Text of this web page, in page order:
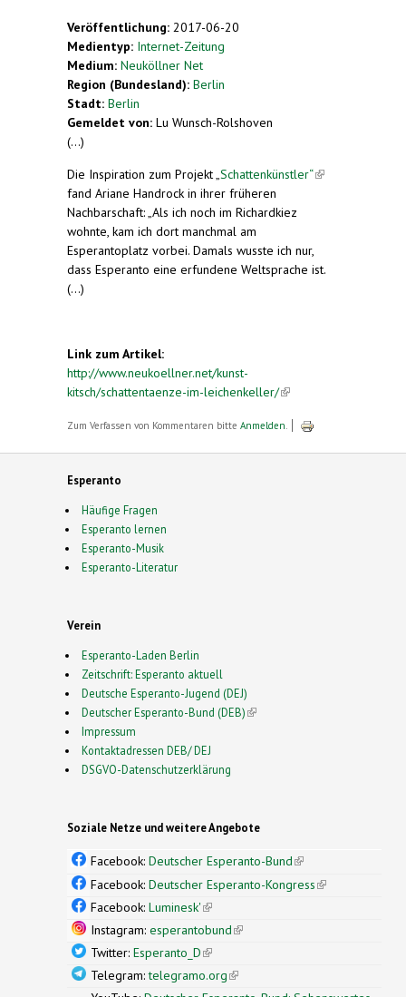
Veröffentlichung: 2017-06-20
Medientyp: Internet-Zeitung
Medium: Neuköllner Net
Region (Bundesland): Berlin
Stadt: Berlin
Gemeldet von: Lu Wunsch-Rolshoven
(...)
Die Inspiration zum Projekt „ Schattenkünstler“(link is
fand Ariane Handrock in ihrer früheren
Nachbarschaft: „Als ich noch im Richardkiez
wohnte, kam ich dort manchmal am
Esperantoplatz vorbei. Damals wusste ich nur,
dass Esperanto eine erfundene Weltsprache ist.
(...)
Link zum Artikel:
http://www.neukoellner.net/kunst-
kitsch/schattentaenze-im-leichenkeller/(link is
Zum Verfassen von Kommentaren bitte Anmelden
Esperanto
Häufige Fragen
Esperanto lernen
Esperanto-Musik
Esperanto-Literatur
Verein
Esperanto-Laden Berlin
Zeitschrift: Esperanto aktuell
Deutsche Esperanto-Jugend (DEJ)
Deutscher Esperanto-Bund (DEB)(link is external)
Impressum
Kontaktadressen DEB/ DEJ
DSGVO-Datenschutzerklärung
Soziale Netze und weitere Angebote
Facebook: Deutscher Esperanto-Bund(link is
external)
Facebook: Deutscher Esperanto-Kongress(link is
Facebook: Luminesk'(link is external)
Instagram: esperantobund(link is external)
Twitter: Esperanto_D(link is external)
Telegram:telegramo.org(link is external)